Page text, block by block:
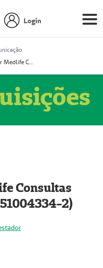
Login
Prestador Medlife Consultas e Diagnósticos (51004334-2)
Consultas
2)